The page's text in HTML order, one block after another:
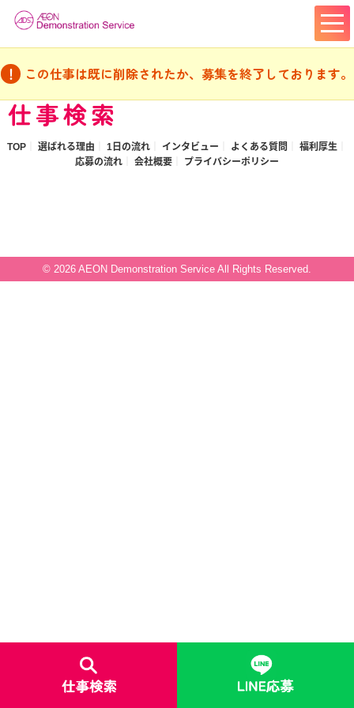
仕事検索
この仕事は既に削除されたか、募集を終了しております。
TOP 選ばれる理由 1日の流れ インタビュー よくある質問
福利厚生
応募の流れ
会社概要 プライバシーポリシー
© 2026 AEON Demonstration Service All Rights Reserved.